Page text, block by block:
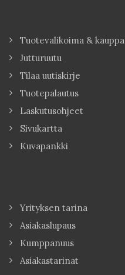
Tuotevalikoima & kauppa
Jutturuutu
Tilaa uutiskirje
Tuotepalautus
Laskutusohjeet
Sivukartta
Kuvapankki
Yrityksen tarina
Asiakaslupaus
Kumppanuus
Asiakastarinat